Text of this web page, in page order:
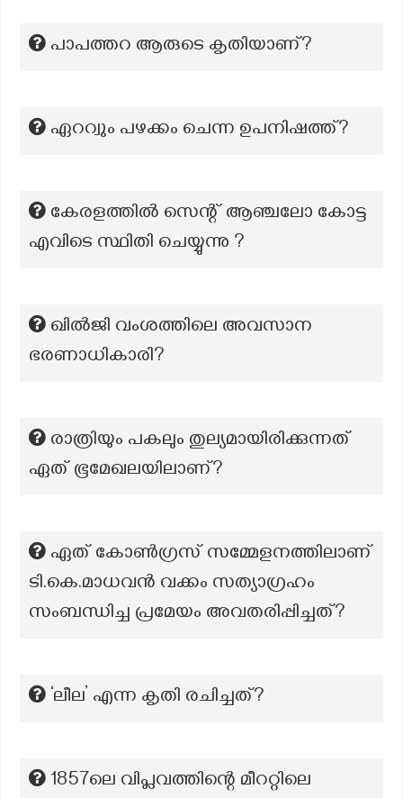
പാപത്തറ ആരുടെ കൃതിയാണ്?
ഏററ്വും പഴക്കം ചെന്ന ഉപനിഷത്ത്?
കേരളത്തിൽ സെന്റ് ആഞ്ചലോ കോട്ട
എവിടെ സ്ഥിതി ചെയ്യുന്നു ?
ഖിൽജി വംശത്തിലെ അവസാന
ഭരണാധികാരി?
രാത്രിയും പകലും തുല്യമായിരിക്കുന്നത്
ഏത് ഭൂമേഖലയിലാണ്?
ഏത് കോൺഗ്രസ് സമ്മേളനത്തിലാണ്
ടി.കെ.മാധവൻ വക്കം സത്യാഗ്രഹം
സംബന്ധിച്ച പ്രമേയം അവതരിപ്പിച്ചത്?
‘ലീല’ എന്ന കൃതി രചിച്ചത്?
1857ലെ വിപ്ലവത്തിന്റെ മീററ്റിലെ